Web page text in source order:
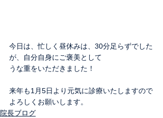
今日は、忙しく昼休みは、30分足らずでした
が、自分自身にご褒美として
うな重をいただきました！
来年も1月5日より元気に診療いたしますので
よろしくお願いします。
院長ブログ